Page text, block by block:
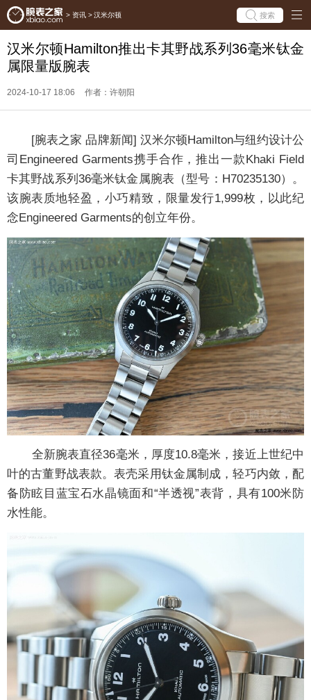
> 资讯 > 汉米尔顿 搜索
汉米尔顿Hamilton推出卡其野战系列36毫米钛金
属限量版腕表
2024-10-17 18:06 作者：许朝阳
[腕表之家 品牌新闻] 汉米尔顿Hamilton与纽约设计公
司Engineered Garments携手合作，推出一款Khaki Field
卡其野战系列36毫米钛金属腕表（型号：H70235130）。
该腕表质地轻盈，小巧精致，限量发行1,999枚，以此纪
念Engineered Garments的创立年份。
全新腕表直径36毫米，厚度10.8毫米，接近上世纪中
叶的古董野战表款。表壳采用钛金属制成，轻巧内敛，配
备防眩目蓝宝石水晶镜面和“半透视”表背，具有100米防
水性能。